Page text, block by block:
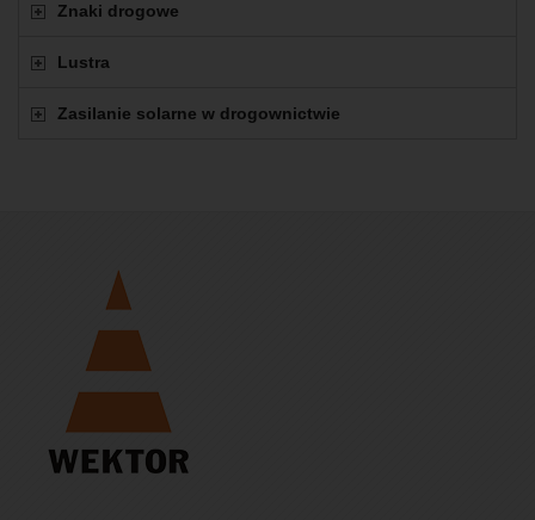
Znaki drogowe
Lustra
Zasilanie solarne w drogownictwie